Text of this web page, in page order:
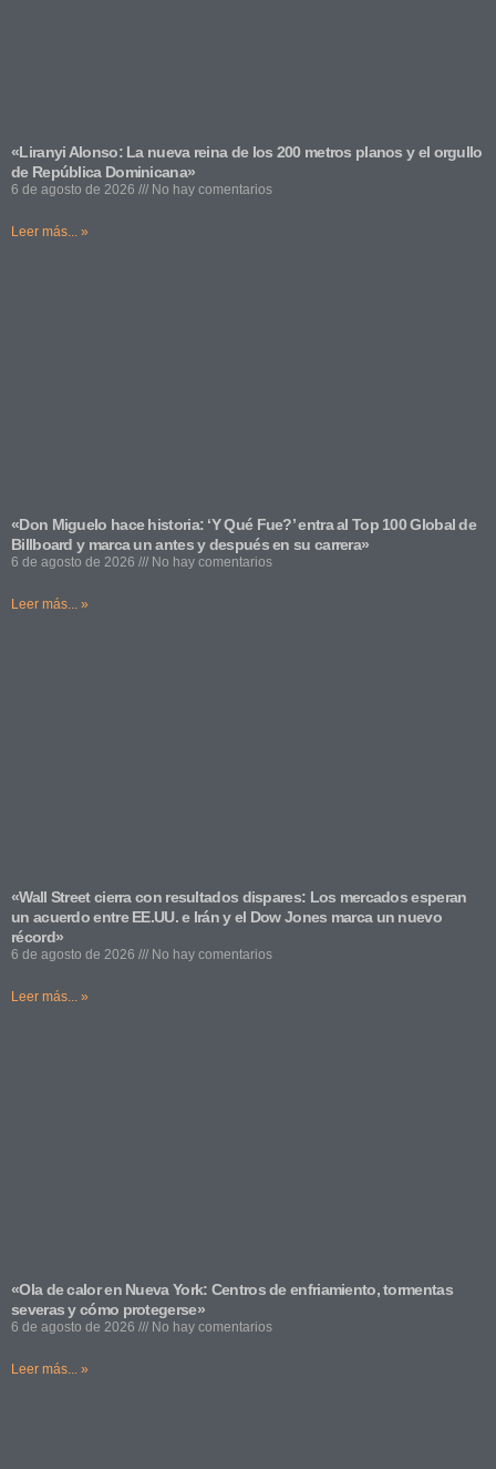
«Liranyi Alonso: La nueva reina de los 200 metros planos y el orgullo
de República Dominicana»
6 de agosto de 2026 No hay comentarios
Leer más... »
«Don Miguelo hace historia: ‘Y Qué Fue?’ entra al Top 100 Global de
Billboard y marca un antes y después en su carrera»
6 de agosto de 2026 No hay comentarios
Leer más... »
«Wall Street cierra con resultados dispares: Los mercados esperan
un acuerdo entre EE.UU. e Irán y el Dow Jones marca un nuevo
récord»
6 de agosto de 2026 No hay comentarios
Leer más... »
«Ola de calor en Nueva York: Centros de enfriamiento, tormentas
severas y cómo protegerse»
6 de agosto de 2026 No hay comentarios
Leer más... »